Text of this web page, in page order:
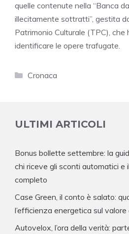
quelle contenute nella “Banca
illecitamente sottratti”, gestita
Patrimonio Culturale (TPC), che
identificare le opere trafugate.
Categorie
Cronaca
ULTIMI ARTICOLI
Bonus bollette settembre: la
chi riceve gli sconti automatici e
completo
Case Green, il conto è salato:
l’efficienza energetica sul
Autovelox, l’ora della verità: